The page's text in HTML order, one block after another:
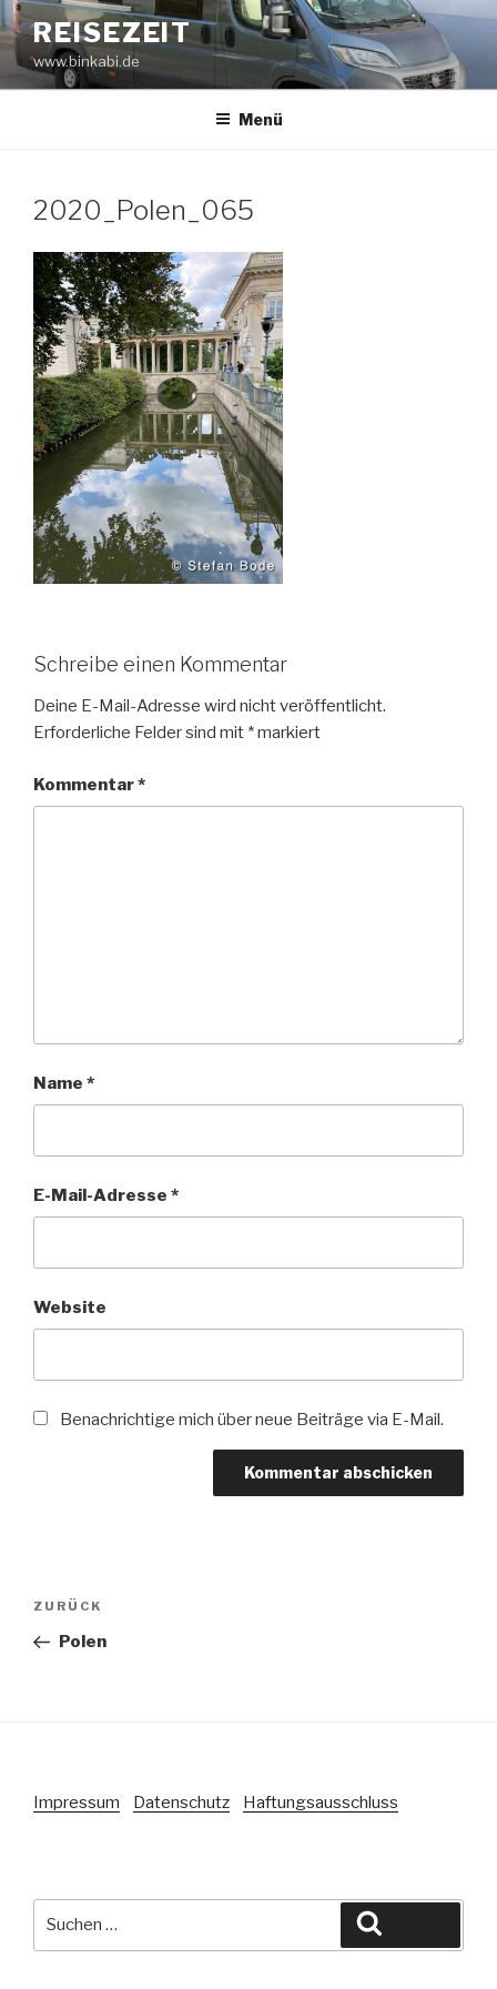
Zum
Inhalt
springen
REISEZEIT
www.binkabi.de
Menü
2020_Polen_065
Schreibe einen Kommentar
Deine E-Mail-Adresse wird nicht veröffentlicht.
Erforderliche Felder sind mit *markiert
Kommentar*
Name *
E-Mail-Adresse *
Website
Benachrichtige mich über neue Beiträge via E-Mail.
Beitragsnavigation
Vorheriger
Beitrag
ZURÜCK
Polen
Impressum Datenschutz Haftungsausschluss